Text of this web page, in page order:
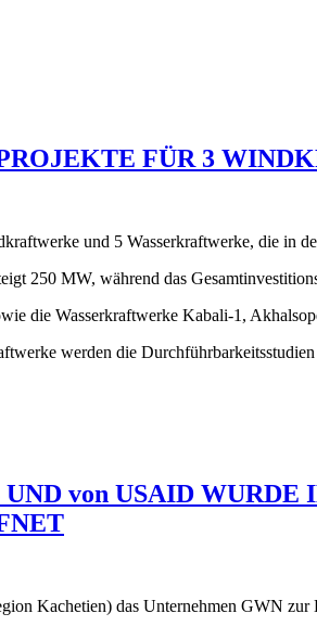
FÜR 3
und 5 Wasserkraftwerke, die in
250 MW, während das
die Wasserkraftwerke Kabali-1,
werden die
von USAID
Kachetien) das Unternehmen GWN